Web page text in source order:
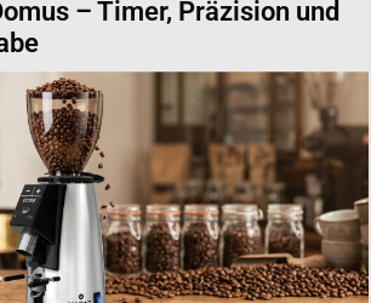
– Timer, Präzision und